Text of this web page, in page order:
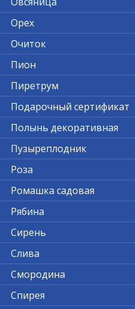
Орех
Очиток
Пион
Пиретрум
Подарочный сертификат
Полынь декоративная
Пузыреплодник
Роза
Ромашка садовая
Рябина
Сирень
Слива
Смородина
Спирея